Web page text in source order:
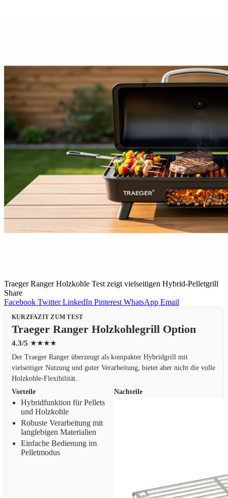
Traeger Ranger Holzkohle Test zeigt vielseitigen Hybrid-Pelletgrill
Share
Facebook Twitter LinkedIn Pinterest WhatsApp Email
KURZFAZIT ZUM TEST
Traeger Ranger Holzkohlegrill Option
4.3/5 ★★★★
Der Traeger Ranger überzeugt als kompakter Hybridgrill mit
vielseitiger Nutzung und guter Verarbeitung, bietet aber nicht die volle
Holzkohle-Flexibilität.
Vorteile
Hybridfunktion für Pellets
und Holzkohle
Robuste Verarbeitung mit
langlebigen Materialien
Einfache Bedienung im
Pelletmodus
Nachteile